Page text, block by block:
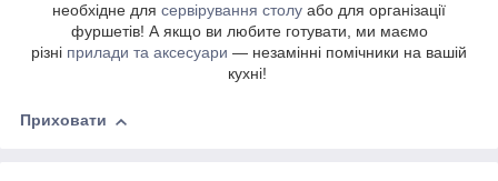
необхідне для сервірування столу або для організації
фуршетів! А якщо ви любите готувати, ми маємо
різні прилади та аксесуари — незамінні помічники на вашій
кухні!
Приховати